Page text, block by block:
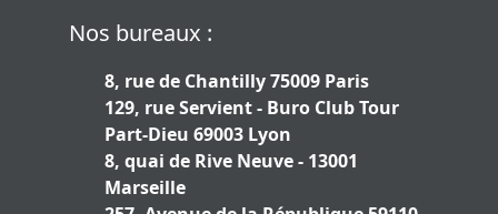
Nos bureaux :
8, rue de Chantilly 75009 Paris
129, rue Servient - Buro Club Tour
Part-Dieu 69003 Lyon
8, quai de Rive Neuve - 13001
Marseille